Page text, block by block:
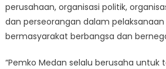
perusahaan, organisasi politik,
dan perseorangan dalam
bermasyarakat berbangsa dan
“Pemko Medan selalu berusaha untuk